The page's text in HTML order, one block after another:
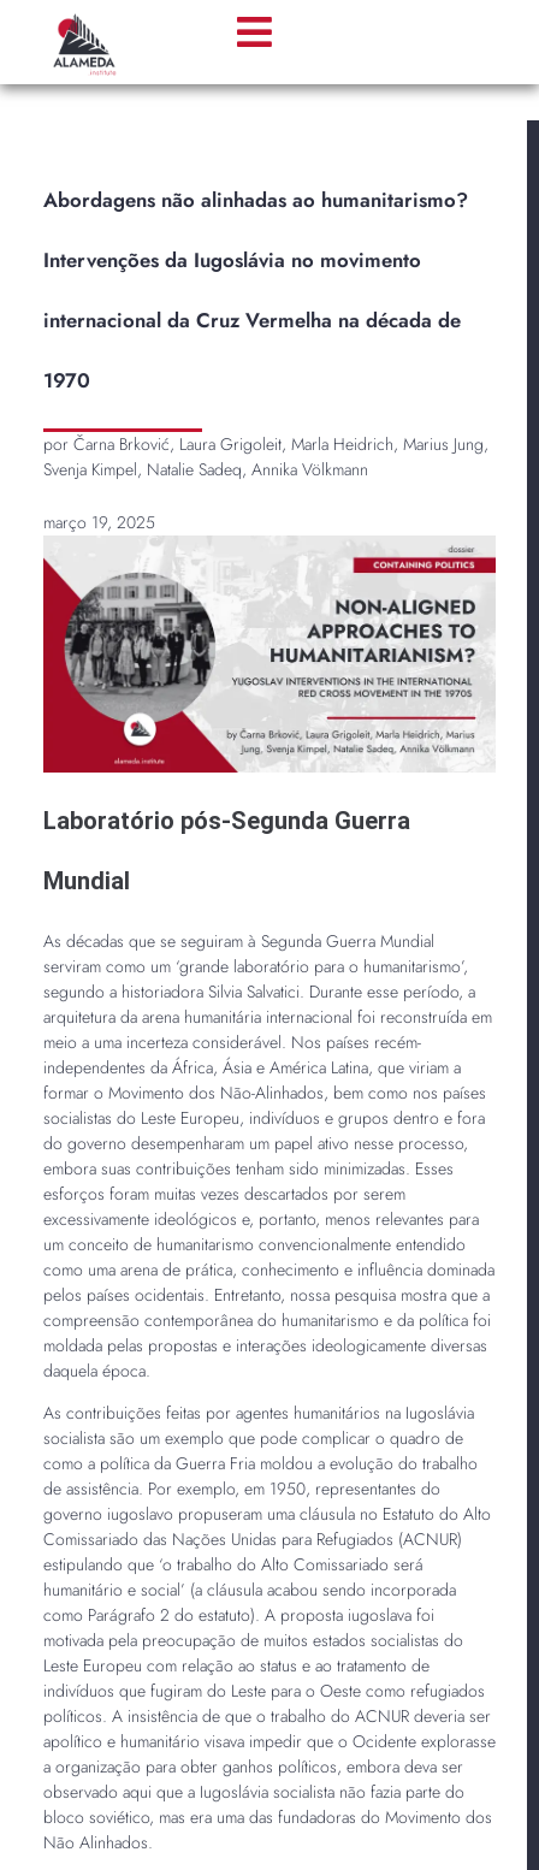
Abordagens não alinhadas ao humanitarismo?
Intervenções da Iugoslávia no movimento
internacional da Cruz Vermelha na década de
1970
por Čarna Brković, Laura Grigoleit, Marla Heidrich, Marius Jung,
Svenja Kimpel, Natalie Sadeq, Annika Völkmann
março 19, 2025
Laboratório pós-Segunda Guerra
Mundial
As décadas que se seguiram à Segunda Guerra Mundial
serviram como um ‘grande laboratório para o humanitarismo’,
segundo a historiadora Silvia Salvatici. Durante esse período, a
arquitetura da arena humanitária internacional foi reconstruída em
meio a uma incerteza considerável. Nos países recém-
independentes da África, Ásia e América Latina, que viriam a
formar o Movimento dos Não-Alinhados, bem como nos países
socialistas do Leste Europeu, indivíduos e grupos dentro e fora
do governo desempenharam um papel ativo nesse processo,
embora suas contribuições tenham sido minimizadas. Esses
esforços foram muitas vezes descartados por serem
excessivamente ideológicos e, portanto, menos relevantes para
um conceito de humanitarismo convencionalmente entendido
como uma arena de prática, conhecimento e influência dominada
pelos países ocidentais. Entretanto, nossa pesquisa mostra que a
compreensão contemporânea do humanitarismo e da política foi
moldada pelas propostas e interações ideologicamente diversas
daquela época.
As contribuições feitas por agentes humanitários na Iugoslávia
socialista são um exemplo que pode complicar o quadro de
como a política da Guerra Fria moldou a evolução do trabalho
de assistência. Por exemplo, em 1950, representantes do
governo iugoslavo propuseram uma cláusula no Estatuto do Alto
Comissariado das Nações Unidas para Refugiados (ACNUR)
estipulando que ‘o trabalho do Alto Comissariado será
humanitário e social’ (a cláusula acabou sendo incorporada
como Parágrafo 2 do estatuto). A proposta iugoslava foi
motivada pela preocupação de muitos estados socialistas do
Leste Europeu com relação ao status e ao tratamento de
indivíduos que fugiram do Leste para o Oeste como refugiados
políticos. A insistência de que o trabalho do ACNUR deveria ser
apolítico e humanitário visava impedir que o Ocidente explorasse
a organização para obter ganhos políticos, embora deva ser
observado aqui que a Iugoslávia socialista não fazia parte do
bloco soviético, mas era uma das fundadoras do Movimento dos
Não Alinhados.